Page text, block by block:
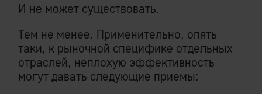
И не может существовать.
Тем не менее. Применительно, опять
таки, к рыночной специфике отдельных
отраслей, неплохую эффективность
могут давать следующие приемы: